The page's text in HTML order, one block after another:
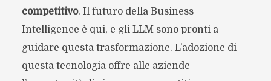
competitivo. Il futuro della Business
Intelligence è qui, e gli LLM sono pronti a
guidare questa trasformazione. L’adozione di
questa tecnologia offre alle aziende